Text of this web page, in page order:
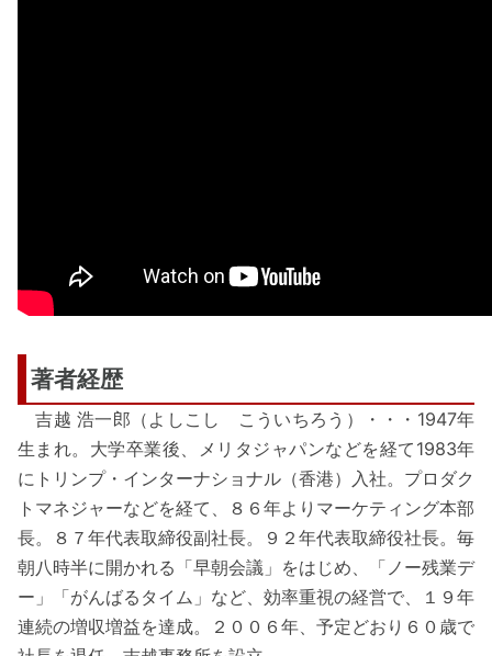
著者経歴
吉越 浩一郎（よしこし こういちろう）・・・1947年
生まれ。大学卒業後、メリタジャパンなどを経て1983年
にトリンプ・インターナショナル（香港）入社。プロダク
トマネジャーなどを経て、８６年よりマーケティング本部
長。８７年代表取締役副社長。９２年代表取締役社長。毎
朝八時半に開かれる「早朝会議」をはじめ、「ノー残業デ
ー」「がんばるタイム」など、効率重視の経営で、１９年
連続の増収増益を達成。２００６年、予定どおり６０歳で